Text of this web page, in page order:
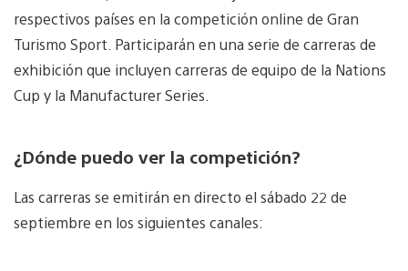
respectivos países en la competición online de Gran
Turismo Sport. Participarán en una serie de carreras de
exhibición que incluyen carreras de equipo de la Nations
Cup y la Manufacturer Series.
¿Dónde puedo ver la competición?
Las carreras se emitirán en directo el sábado 22 de
septiembre en los siguientes canales: